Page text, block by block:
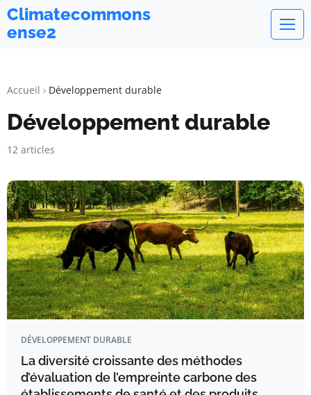
Climatecommons
ense2
Accueil Développement durable
Développement durable
12 articles
DÉVELOPPEMENT DURABLE
La diversité croissante des méthodes
d’évaluation de l’empreinte carbone des